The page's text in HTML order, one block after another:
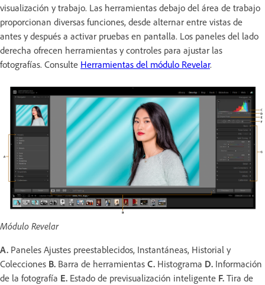
visualización y trabajo. Las herramientas debajo del área de trabajo
proporcionan diversas funciones, desde alternar entre vistas de
antes y después a activar pruebas en pantalla. Los paneles del lado
derecha ofrecen herramientas y controles para ajustar las
fotografías. Consulte Herramientas del módulo Revelar.
Módulo Revelar
A. Paneles Ajustes preestablecidos, Instantáneas, Historial y
Colecciones B. Barra de herramientas C. Histograma D. Información
de la fotografía E. Estado de previsualización inteligente F. Tira de